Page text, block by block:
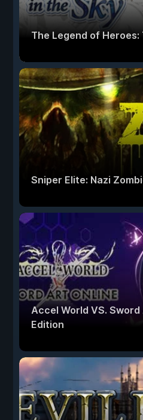
The Legend of
Sniper Elite: Nazi
Accel World VS.
Edition